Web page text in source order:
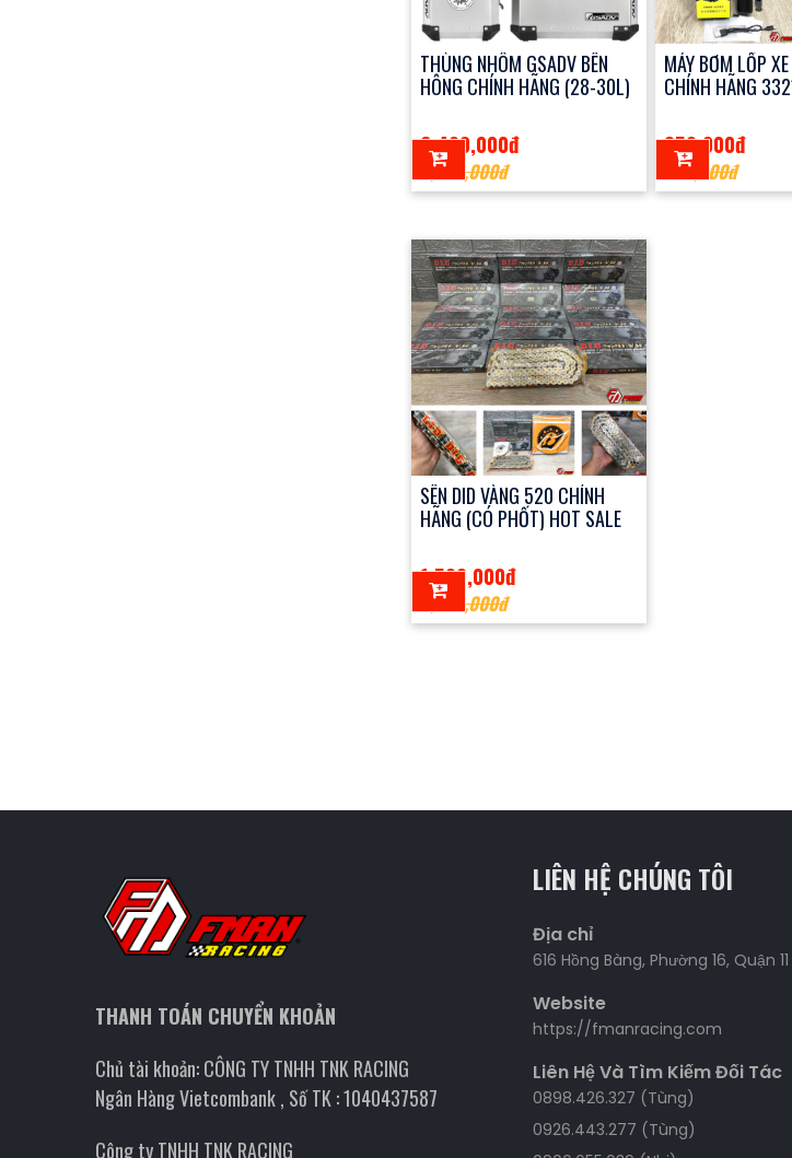
THÙNG NHÔM GSADV BÊN
HÔNG CHÍNH HÃNG (28-30L)
6,400,000đ
5,800,000đ
MÁY BƠM LỐP
CHÍNH HÃNG
850,000đ
990,000đ
SÊN DID VÀNG 520 CHÍNH
HÃNG (CÓ PHỐT) HOT SALE
1,500,000đ
2,000,000đ
THANH TOÁN CHUYỂN KHOẢN
Chủ tài khoản: CÔNG TY TNHH TNK RACING
Ngân Hàng Vietcombank , Số TK : 1040437587
Công ty TNHH TNK RACING
LIÊN HỆ CHÚNG TÔI
Địa chỉ
616 Hồng Bàng, Phường 16, Quận 11
Website
https://fmanracing.com
Liên Hệ Và Tìm Kiếm Đối Tác
0898.426.327 (Tùng)
0926.443.277 (Tùng)